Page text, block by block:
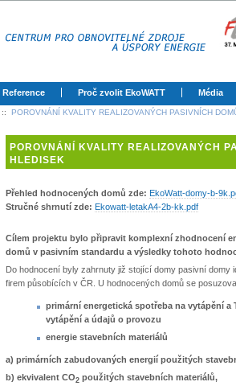
Reference Proč zvolit EkoWATT Média
:: POROVNÁNÍ KVALITY REALIZOVANÝCH PASIVNÍCH
POROVNÁNÍ KVALITY REALIZOVANÝCH
HLEDISEK
Přehled hodnocených domů zde: EkoWatt-domy-b-
Stručné shrnutí zde: Ekowatt-letakA4-2b-kk.pdf
Cílem projektu bylo připravit komplexní zhodnocení
domů v pasivním standardu a výsledky tohoto
Do hodnocení byly zahrnuty již stojící domy pasivní
firem působících v ČR. U hodnocených domů se
primární energetická spotřeba na vytápění
vytápění a údajů o provozu
energie stavebních materiálů
a) primárních zabudovaných energií použitých
b) ekvivalent CO2 použitých stavebních materiálů,